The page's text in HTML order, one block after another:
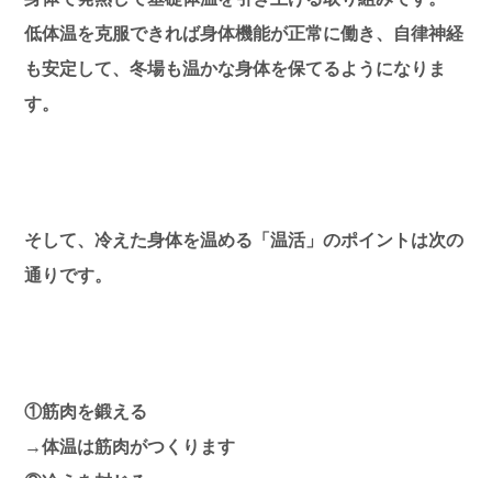
低体温を克服できれば身体機能が正常に働き、自律神経
も安定して、冬場も温かな身体を保てるようになりま
す。
そして、冷えた身体を温める「温活」のポイントは次の
通りです。
①筋肉を鍛える
→体温は筋肉がつくります